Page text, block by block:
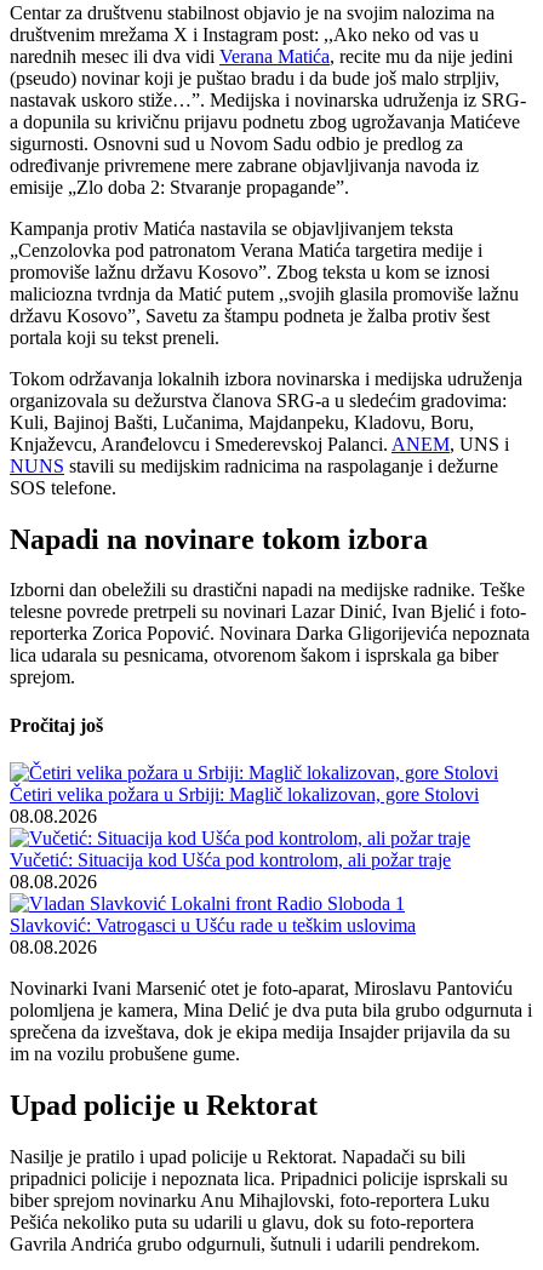
Centar za društvenu stabilnost objavio je na svojim nalozima na
društvenim mrežama X i Instagram post: ,,Ako neko od vas u
narednih mesec ili dva vidi Verana Matića, recite mu da nije jedini
(pseudo) novinar koji je puštao bradu i da bude još malo strpljiv,
nastavak uskoro stiže…”. Medijska i novinarska udruženja iz SRG-
a dopunila su krivičnu prijavu podnetu zbog ugrožavanja Matićeve
sigurnosti. Osnovni sud u Novom Sadu odbio je predlog za
određivanje privremene mere zabrane objavljivanja navoda iz
emisije „Zlo doba 2: Stvaranje propagande”.
Kampanja protiv Matića nastavila se objavljivanjem teksta
„Cenzolovka pod patronatom Verana Matića targetira medije i
promoviše lažnu državu Kosovo”. Zbog teksta u kom se iznosi
maliciozna tvrdnja da Matić putem ,,svojih glasila promoviše lažnu
državu Kosovo”, Savetu za štampu podneta je žalba protiv šest
portala koji su tekst preneli.
Tokom održavanja lokalnih izbora novinarska i medijska udruženja
organizovala su dežurstva članova SRG-a u sledećim gradovima:
Kuli, Bajinoj Bašti, Lučanima, Majdanpeku, Kladovu, Boru,
Knjaževcu, Aranđelovcu i Smederevskoj Palanci. ANEM, UNS i
NUNS stavili su medijskim radnicima na raspolaganje i dežurne
SOS telefone.
Napadi na novinare tokom izbora
Izborni dan obeležili su drastični napadi na medijske radnike. Teške
telesne povrede pretrpeli su novinari Lazar Dinić, Ivan Bjelić i foto-
reporterka Zorica Popović. Novinara Darka Gligorijevića nepoznata
lica udarala su pesnicama, otvorenom šakom i isprskala ga biber
sprejom.
Pročitaj još
Četiri velika požara u Srbiji: Maglič lokalizovan, gore Stolovi
08.08.2026
Vučetić: Situacija kod Ušća pod kontrolom, ali požar traje
08.08.2026
Slavković: Vatrogasci u Ušću rade u teškim uslovima
08.08.2026
Novinarki Ivani Marsenić otet je foto-aparat, Miroslavu Pantoviću
polomljena je kamera, Mina Delić je dva puta bila grubo odgurnuta i
sprečena da izveštava, dok je ekipa medija Insajder prijavila da su
im na vozilu probušene gume.
Upad policije u Rektorat
Nasilje je pratilo i upad policije u Rektorat. Napadači su bili
pripadnici policije i nepoznata lica. Pripadnici policije isprskali su
biber sprejom novinarku Anu Mihajlovski, foto-reportera Luku
Pešića nekoliko puta su udarili u glavu, dok su foto-reportera
Gavrila Andrića grubo odgurnuli, šutnuli i udarili pendrekom.